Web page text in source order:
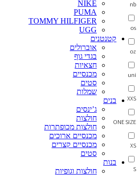
nb
os
oz
uni
XXS
ONE SIZE
XS
S
NIKE
PUMA
TOMMY HILFIGER
UGG
קטנטנים
אוברולים
בגדי גוף
חצאיות
מכנסיים
סטים
שמלות
בנים
ג’ינסים
חולצות
חולצות מכופתרות
מכנסיים ארוכים
מכנסיים קצרים
סטים
בנות
חולצות וגופיות